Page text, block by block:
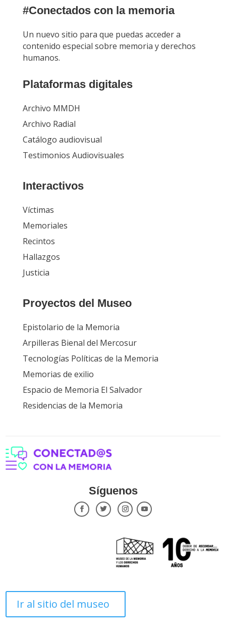
#Conectados con la memoria
Un nuevo sitio para que puedas acceder a
contenido especial sobre memoria y derechos
humanos.
Plataformas digitales
Archivo MMDH
Archivo Radial
Catálogo audiovisual
Testimonios Audiovisuales
Interactivos
Víctimas
Memoriales
Recintos
Hallazgos
Justicia
Proyectos del Museo
Epistolario de la Memoria
Arpilleras Bienal del Mercosur
Tecnologías Políticas de la Memoria
Memorias de exilio
Espacio de Memoria El Salvador
Residencias de la Memoria
Síguenos
Ir al sitio del museo